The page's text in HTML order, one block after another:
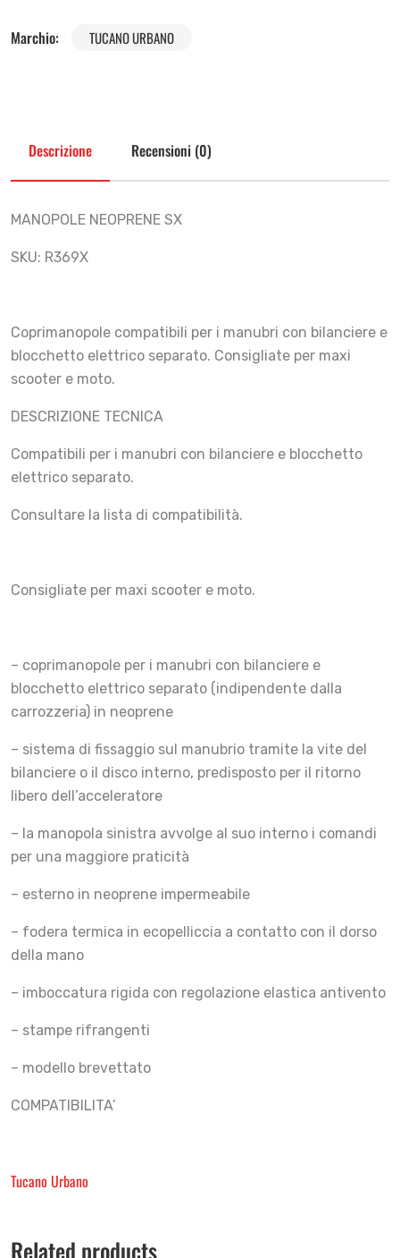
Marchio: TUCANO URBANO
Descrizione Recensioni (0)
MANOPOLE NEOPRENE SX
SKU: R369X
Coprimanopole compatibili per i manubri con bilanciere e
blocchetto elettrico separato. Consigliate per maxi
scooter e moto.
DESCRIZIONE TECNICA
Compatibili per i manubri con bilanciere e blocchetto
elettrico separato.
Consultare la lista di compatibilità.
Consigliate per maxi scooter e moto.
– coprimanopole per i manubri con bilanciere e
blocchetto elettrico separato (indipendente dalla
carrozzeria) in neoprene
– sistema di fissaggio sul manubrio tramite la vite del
bilanciere o il disco interno, predisposto per il ritorno
libero dell’acceleratore
– la manopola sinistra avvolge al suo interno i comandi
per una maggiore praticità
– esterno in neoprene impermeabile
– fodera termica in ecopelliccia a contatto con il dorso
della mano
– imboccatura rigida con regolazione elastica antivento
– stampe rifrangenti
– modello brevettato
COMPATIBILITA’
Tucano Urbano
Related products